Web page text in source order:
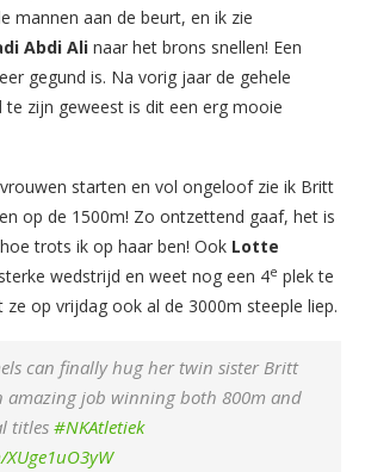
mannen aan de beurt, en ik zie
Abdi Ali naar het brons snellen! Een
gegund is. Na vorig jaar de gehele
te zijn geweest is dit een erg mooie
starten en vol ongeloof zie ik Britt
op de 1500m! Zo ontzettend gaaf, het is
trots ik op haar ben! Ook Lotte
wedstrijd en weet nog een 4e plek te
op vrijdag ook al de 3000m steeple liep.
can finally hug her twin sister Britt
amazing job winning both 800m and
titles #NKAtletiek